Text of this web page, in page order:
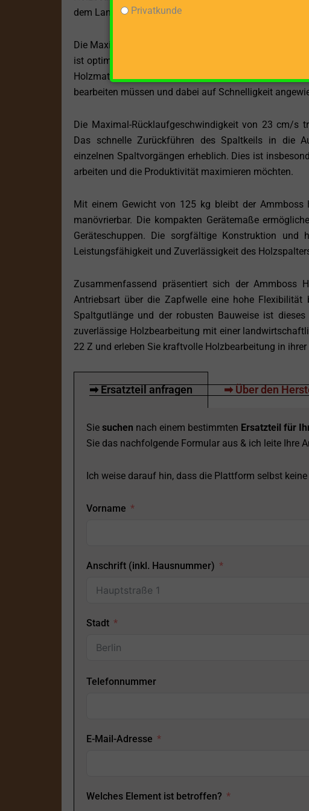
dem Land.
Die Maximal-Vorlaufgeschwindigkeit von 7 cm/s
ist optimal abgestimmt auf die Leistungsfähigkeit
Holzmaterials. Die hohe Vorlaufgeschwindigkeit ist
bearbeiten müssen und dabei auf Schnelligkeit
Die Maximal-Rücklaufgeschwindigkeit von 23 cm/s
Das schnelle Zurückführen des Spaltkeils in die
einzelnen Spaltvorgängen erheblich. Dies ist
arbeiten und die Produktivität maximieren möchten.
Mit einem Gewicht von 125 kg bleibt der
manövrierbar. Die kompakten Gerätemaße
Geräteschuppen. Die sorgfältige Konstruktion und
Leistungsfähigkeit und Zuverlässigkeit des
Zusammenfassend präsentiert sich der Ammboss
Antriebsart über die Zapfwelle eine hohe Flexibilität
Spaltgutlänge und der robusten Bauweise ist
zuverlässige Holzbearbeitung mit einer
22 Z und erleben Sie kraftvolle Holzbearbeitung in ihrer
➡ Ersatzteil anfragen ➡ Über den
Sie suchen nach einem bestimmten Ersatzteil für
Sie das nachfolgende Formular aus & ich leite Ihre
Ich weise darauf hin, dass die Plattform selbst
Vorname
Anschrift (inkl. Hausnummer)
Stadt
Telefonnummer
E-Mail-Adresse
Welches Element ist betroffen?
Privatkunde